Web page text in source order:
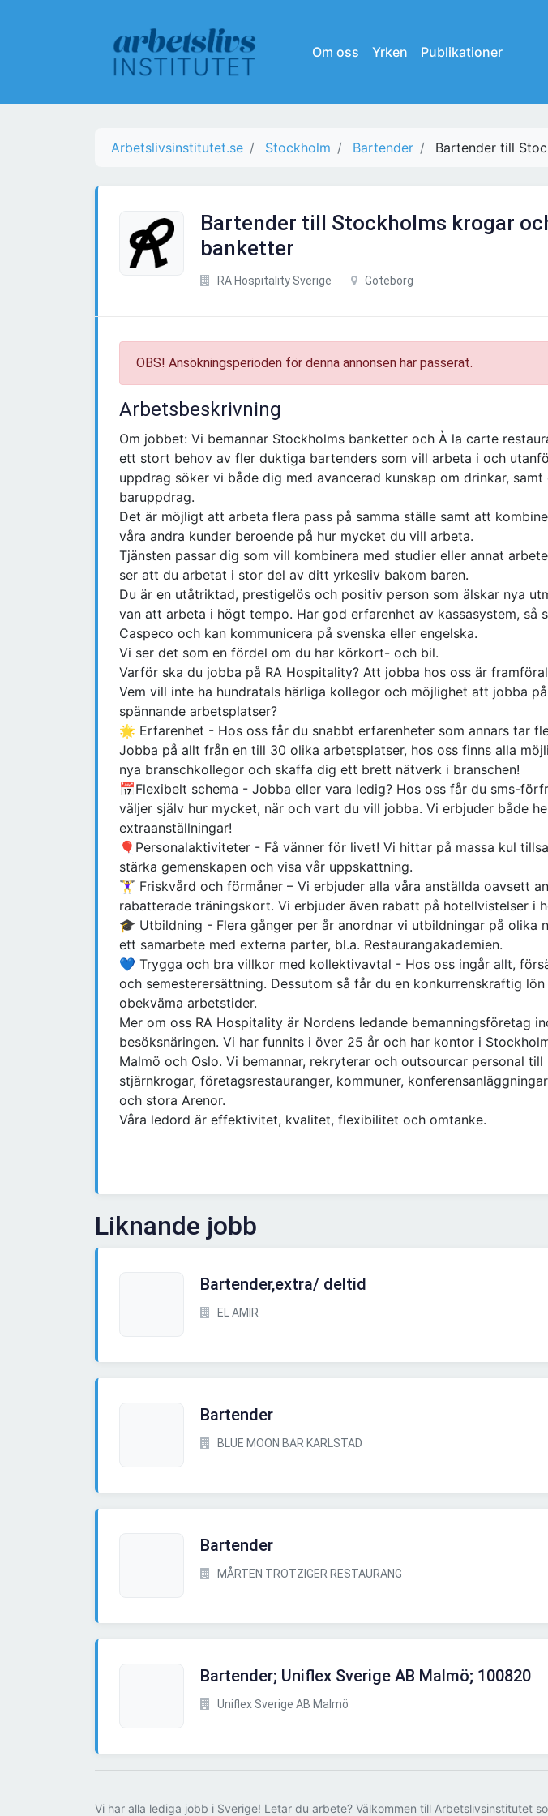
Om oss Yrken Publikationer
Arbetslivsinstitutet.se Stockholm Bartender Bartender till
Bartender till Stockholms krogar
banketter
RA Hospitality Sverige Göteborg
OBS! Ansökningsperioden för denna annonsen har passerat.
Arbetsbeskrivning
Om jobbet: Vi bemannar Stockholms banketter och À la carte
ett stort behov av fler duktiga bartenders som vill arbeta i och
uppdrag söker vi både dig med avancerad kunskap om drinkar, samt
baruppdrag.
Det är möjligt att arbeta flera pass på samma ställe samt att
våra andra kunder beroende på hur mycket du vill arbeta.
Tjänsten passar dig som vill kombinera med studier eller annat
ser att du arbetat i stor del av ditt yrkesliv bakom baren.
Du är en utåtriktad, prestigelös och positiv person som älskar nya
van att arbeta i högt tempo. Har god erfarenhet av kassasystem, så
Caspeco och kan kommunicera på svenska eller engelska.
Vi ser det som en fördel om du har körkort- och bil.
Varför ska du jobba på RA Hospitality? Att jobba hos oss är
Vem vill inte ha hundratals härliga kollegor och möjlighet att jobba
spännande arbetsplatser?
🌟 Erfarenhet - Hos oss får du snabbt erfarenheter som annars tar
Jobba på allt från en till 30 olika arbetsplatser, hos oss finns alla
nya branschkollegor och skaffa dig ett brett nätverk i branschen!
📅Flexibelt schema - Jobba eller vara ledig? Hos oss får du sms-
väljer själv hur mycket, när och vart du vill jobba. Vi erbjuder både
extraanställningar!
🎈Personalaktiviteter - Få vänner för livet! Vi hittar på massa kul
stärka gemenskapen och visa vår uppskattning.
🏋️‍♀️ Friskvård och förmåner – Vi erbjuder alla våra anställda oavsett
rabatterade träningskort. Vi erbjuder även rabatt på hotellvistelser i
🎓 Utbildning - Flera gånger per år anordnar vi utbildningar på olika
ett samarbete med externa parter, bl.a. Restaurangakademien.
💙 Trygga och bra villkor med kollektivavtal - Hos oss ingår allt,
och semesterersättning. Dessutom så får du en konkurrenskraftig
obekväma arbetstider.
Mer om oss RA Hospitality är Nordens ledande bemanningsföretag
besöksnäringen. Vi har funnits i över 25 år och har kontor i
Malmö och Oslo. Vi bemannar, rekryterar och outsourcar personal till
stjärnkrogar, företagsrestauranger, kommuner,
och stora Arenor.
Våra ledord är effektivitet, kvalitet, flexibilitet och omtanke.
Liknande jobb
Bartender,extra/ deltid
EL AMIR
Bartender
BLUE MOON BAR KARLSTAD
Bartender
MÅRTEN TROTZIGER RESTAURANG
Bartender; Uniflex Sverige AB Malmö; 100820
Uniflex Sverige AB Malmö
Vi har alla lediga jobb i Sverige! Letar du arbete? Välkommen till Arbetslivsinstitutet